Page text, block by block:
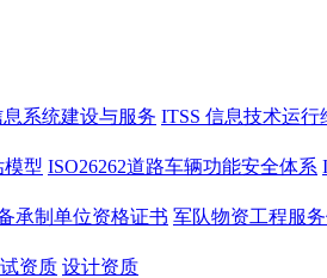
息系统建设与服务 ITSS 信息技术运行
模型 ISO26262道路车辆功能安全体系
承制单位资格证书 军队物资工程服
资质 设计资质